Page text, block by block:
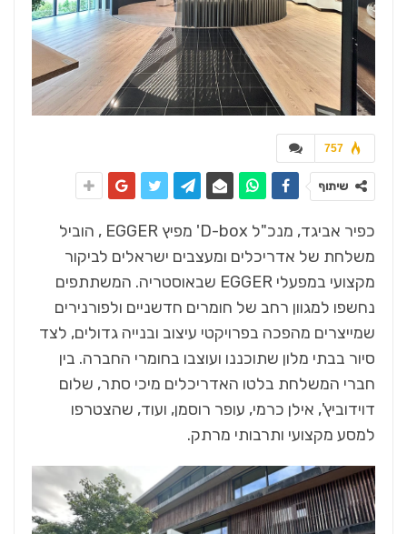
757
שיתוף
כפיר אביגד, מנכ"ל D-box' מפיץ EGGER , הוביל
משלחת של אדריכלים ומעצבים ישראלים לביקור
מקצועי במפעלי EGGER שבאוסטריה. המשתתפים
נחשפו למגוון רחב של חומרים חדשניים ולפורנירים
שמייצרים מהפכה בפרויקטי עיצוב ובנייה גדולים, לצד
סיור בבתי מלון שתוכננו ועוצבו בחומרי החברה. בין
חברי המשלחת בלטו האדריכלים מיכי סתר, שלום
דוידוביץ', אילן כרמי, עופר רוסמן, ועוד, שהצטרפו
למסע מקצועי ותרבותי מרתק.